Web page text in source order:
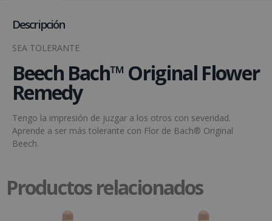
Descripción
SEA TOLERANTE
Beech Bach™ Original Flower
Remedy
Tengo la impresión de juzgar a los otros con severidad.
Aprende a ser más tolerante con Flor de Bach® Original
Beech.
Productos relacionados